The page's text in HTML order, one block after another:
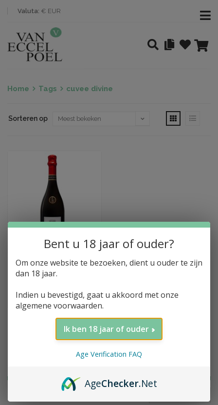
Valuta: € EUR
Home Tags cuvee divine
Sorteren op
Leclerc-Briant, Cuvee
Divine, En Solera, Extra
Enkel in onze winkel
Bent u 18 jaar of ouder?
Om onze website te bezoeken, dient u ouder te zijn
dan 18 jaar.
Indien u bevestigd, gaat u akkoord met onze
algemene voorwaarden.
Ik ben 18 jaar of ouder
Age Verification FAQ
AgeChecker.Net